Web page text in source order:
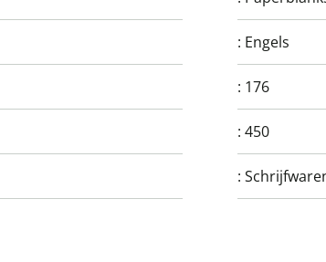
: Engels
: 176
:450
: